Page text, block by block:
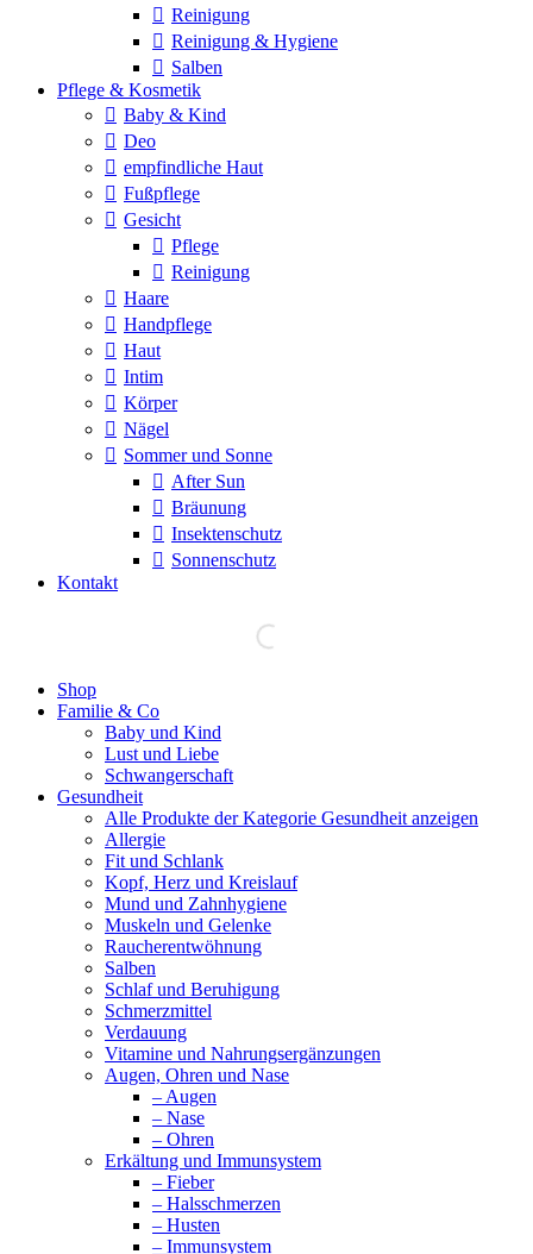
Reinigung
Reinigung & Hygiene
Salben
Pflege & Kosmetik
Baby & Kind
Deo
empfindliche Haut
Fußpflege
Gesicht
Pflege
Reinigung
Haare
Handpflege
Haut
Intim
Körper
Nägel
Sommer und Sonne
After Sun
Bräunung
Insektenschutz
Sonnenschutz
Kontakt
page
opens
Shop
Familie & Co
Baby und Kind
Lust und Liebe
Schwangerschaft
Gesundheit
Alle Produkte der Kategorie Gesundheit anzeigen
Allergie
Fit und Schlank
Kopf, Herz und Kreislauf
Mund und Zahnhygiene
Muskeln und Gelenke
Raucherentwöhnung
Salben
Schlaf und Beruhigung
Schmerzmittel
Verdauung
Vitamine und Nahrungsergänzungen
Augen, Ohren und Nase
– Augen
– Nase
– Ohren
Erkältung und Immunsystem
– Fieber
– Halsschmerzen
– Husten
– Immunsystem